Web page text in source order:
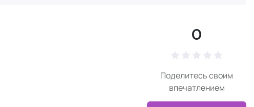
0
Поделитесь своим
впечатлением